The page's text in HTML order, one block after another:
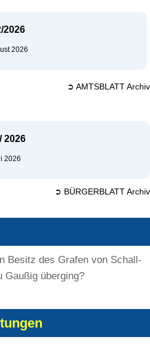
2026
2026
➲ AMTSBLATT Archiv
2026
2026
➲ BÜRGERBLATT Archiv
Besitz des Grafen von Schall-
Gaußig überging?